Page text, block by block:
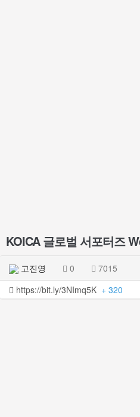
KOICA 글로벌 서포터즈
고진영 0 7015
https://bit.ly/3NImq5K + 320